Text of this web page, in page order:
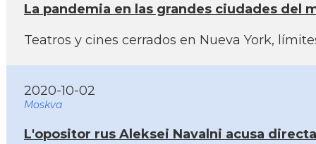
La pandemia en las grandes ciudades del
Teatros y cines cerrados en Nueva York,
2020-10-02
Moskva
L'opositor rus Aleksei Navalni acusa